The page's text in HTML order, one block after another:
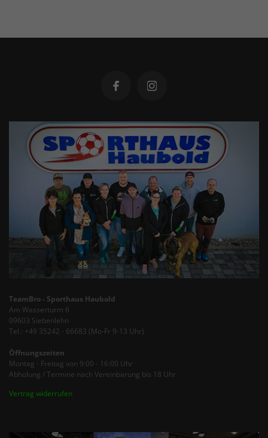
TeamBro - Sporthaus Haubold
Am Wasserturm 6
09603 Siebenlehn
Tel.: +49 35242 - 66683 (Mo-Fr 9-13 Uhr)
Öffnungszeiten
Montag - Freitag von 9:00 - 16:00 Uhr
Abholung / Termine nach Vereinbarung bis 18 Uhr
Vertrag widerrufen